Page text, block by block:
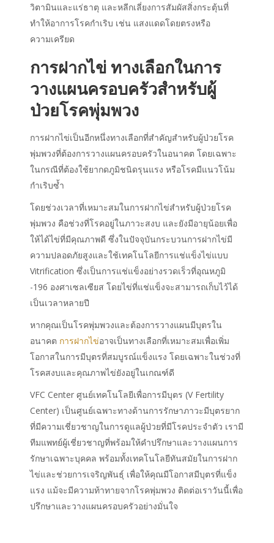
วิตามินและแร่ธาตุ และหลีกเลี่ยงการสัมผัสสิ่งกระตุ้นที่
ทำให้อาการโรคกำเริบ เช่น แสงแดดโดยตรงหรือ
ความเครียด
การฝากไข่ ทางเลือกในการ
วางแผนครอบครัวสำหรับผู้
ป่วยโรคพุ่มพวง
การฝากไข่เป็นอีกหนึ่งทางเลือกที่สำคัญสำหรับผู้ป่วยโรค
พุ่มพวงที่ต้องการวางแผนครอบครัวในอนาคต โดยเฉพาะ
ในกรณีที่ต้องใช้ยากดภูมิชนิดรุนแรง หรือโรคมีแนวโน้ม
กำเริบซ้ำ
โดยช่วงเวลาที่เหมาะสมในการฝากไข่สำหรับผู้ป่วยโรค
พุ่มพวง คือช่วงที่โรคอยู่ในภาวะสงบ และยังมีอายุน้อยเพื่อ
ให้ได้ไข่ที่มีคุณภาพดี ซึ่งในปัจจุบันกระบวนการฝากไข่มี
ความปลอดภัยสูงและใช้เทคโนโลยีการแช่แข็งไข่แบบ
Vitrification ซึ่งเป็นการแช่แข็งอย่างรวดเร็วที่อุณหภูมิ
-196 องศาเซลเซียส โดยไข่ที่แช่แข็งจะสามารถเก็บไว้ได้
เป็นเวลาหลายปี
หากคุณเป็นโรคพุ่มพวงและต้องการวางแผนมีบุตรใน
อนาคต การฝากไข่อาจเป็นทางเลือกที่เหมาะสมเพื่อเพิ่ม
โอกาสในการมีบุตรที่สมบูรณ์แข็งแรง โดยเฉพาะในช่วงที่
โรคสงบและคุณภาพไข่ยังอยู่ในเกณฑ์ดี
VFC Center ศูนย์เทคโนโลยีเพื่อการมีบุตร (V Fertility
Center) เป็นศูนย์เฉพาะทางด้านการรักษาภาวะมีบุตรยาก
ที่มีความเชี่ยวชาญในการดูแลผู้ป่วยที่มีโรคประจำตัว เรามี
ทีมแพทย์ผู้เชี่ยวชาญที่พร้อมให้คำปรึกษาและวางแผนการ
รักษาเฉพาะบุคคล พร้อมทั้งเทคโนโลยีทันสมัยในการฝาก
ไข่และช่วยการเจริญพันธุ์ เพื่อให้คุณมีโอกาสมีบุตรที่แข็ง
แรง แม้จะมีความท้าทายจากโรคพุ่มพวง ติดต่อเราวันนี้เพื่อ
ปรึกษาและวางแผนครอบครัวอย่างมั่นใจ